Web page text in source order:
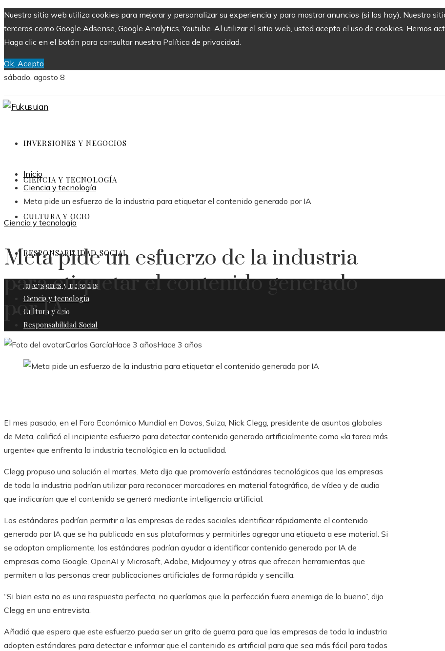
Nuestro sitio web utiliza cookies para mejorar y personalizar su experiencia y para mostrar anuncios (si los hay). Nuestro
terceros como Google Adsense, Google Analytics, Youtube. Al utilizar el sitio web, usted acepta el uso de cookies. Hemos
Haga clic en el botón para consultar nuestra Política de privacidad.
Ok, Acepto
sábado, agosto 8
INVERSIONES Y NEGOCIOS
CIENCIA Y TECNOLOGÍA
CULTURA Y OCIO
RESPONSABILIDAD SOCIAL
Inversiones y negocios
Ciencia y tecnología
Cultura y ocio
Responsabilidad Social
Inicio
Ciencia y tecnología
Meta pide un esfuerzo de la industria para etiquetar el contenido generado por IA
Ciencia y tecnología
Meta pide un esfuerzo de la industria
para etiquetar el contenido generado
por IA
Carlos GarcíaHace 3 añosHace 3 años
El mes pasado, en el Foro Económico Mundial en Davos, Suiza, Nick Clegg, presidente de asuntos globales
de Meta, calificó el incipiente esfuerzo para detectar contenido generado artificialmente como «la tarea más
urgente» que enfrenta la industria tecnológica en la actualidad.
Clegg propuso una solución el martes. Meta dijo que promovería estándares tecnológicos que las empresas
de toda la industria podrían utilizar para reconocer marcadores en material fotográfico, de vídeo y de audio
que indicarían que el contenido se generó mediante inteligencia artificial.
Los estándares podrían permitir a las empresas de redes sociales identificar rápidamente el contenido
generado por IA que se ha publicado en sus plataformas y permitirles agregar una etiqueta a ese material. Si
se adoptan ampliamente, los estándares podrían ayudar a identificar contenido generado por IA de
empresas como Google, OpenAI y Microsoft, Adobe, Midjourney y otras que ofrecen herramientas que
permiten a las personas crear publicaciones artificiales de forma rápida y sencilla.
“Si bien esta no es una respuesta perfecta, no queríamos que la perfección fuera enemiga de lo bueno”, dijo
Clegg en una entrevista.
Añadió que espera que este esfuerzo pueda ser un grito de guerra para que las empresas de toda la industria
adopten estándares para detectar e informar que el contenido es artificial para que sea más fácil para todos